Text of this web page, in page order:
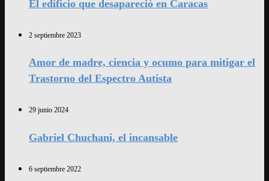
El edificio que desapareció en Caracas
2 septiembre 2023
Amor de madre, ciencia y ocumo para mitigar el
Trastorno del Espectro Autista
29 junio 2024
Gabriel Chuchani, el incansable
6 septiembre 2022